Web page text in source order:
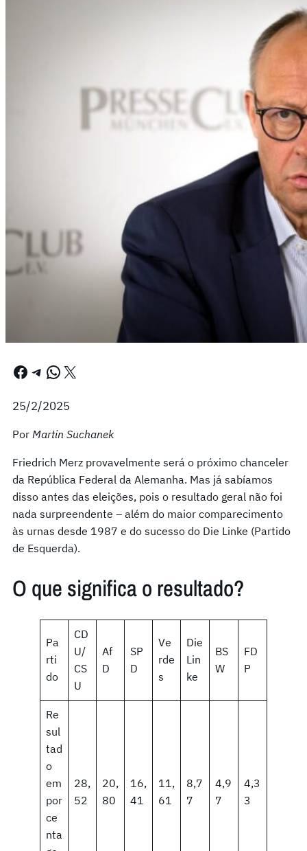
Facebook Telegram WhatsApp X
25/2/2025
Por Martin Suchanek
Friedrich Merz provavelmente será o próximo chanceler
da República Federal da Alemanha. Mas já sabíamos
disso antes das eleições, pois o resultado geral não foi
nada surpreendente – além do maior comparecimento
às urnas desde 1987 e do sucesso do Die Linke (Partido
de Esquerda).
O que significa o resultado?
Pa
rti
do
CD
U/
CS
U
Af
D
SP
D
Ve
rde
s
Die
Lin
ke
BS
W
FD
P
Re
sul
tad
o
em
por
ce
nta
28,
52
20,
80
16,
41
11,
61
8,7
7
4,9
7
4,3
3